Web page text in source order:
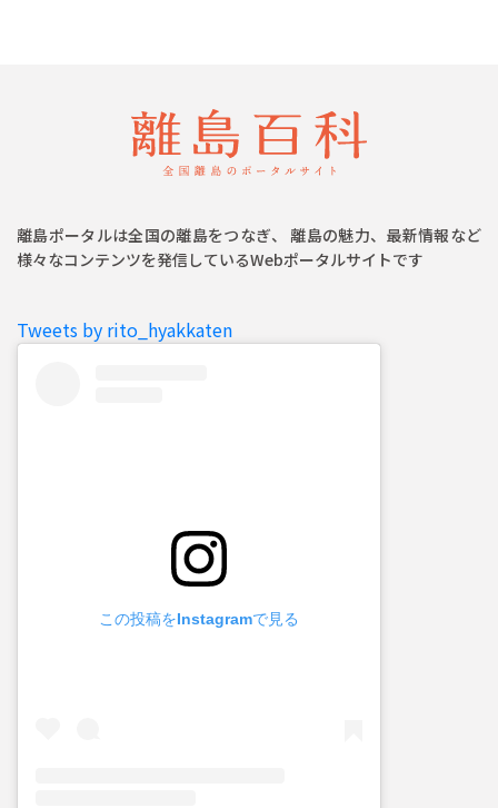
離島ポータルは全国の離島をつなぎ、 離島の魅力、最新情報など
様々なコンテンツを発信しているWebポータルサイトです
Tweets by rito_hyakkaten
この投稿をInstagramで見る